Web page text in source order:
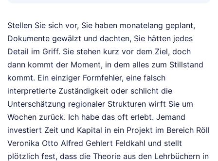
Stellen Sie sich vor, Sie haben monatelang geplant,
Dokumente gewälzt und dachten, Sie hätten jedes
Detail im Griff. Sie stehen kurz vor dem Ziel, doch
dann kommt der Moment, in dem alles zum Stillstand
kommt. Ein einziger Formfehler, eine falsch
interpretierte Zuständigkeit oder schlicht die
Unterschätzung regionaler Strukturen wirft Sie um
Wochen zurück. Ich habe das oft erlebt. Jemand
investiert Zeit und Kapital in ein Projekt im Bereich Röll
Veronika Otto Alfred Gehlert Feldkahl und stellt
plötzlich fest, dass die Theorie aus den Lehrbüchern in